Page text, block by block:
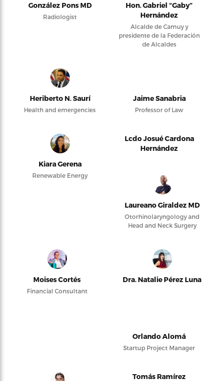
González Pons MD
Radiologist
Hon. Gabriel “Gaby”
Hernández
Alcalde de Camuy y
presidente de la Federación
de Alcaldes
Heriberto N. Saurí
Health and emergencies
Jaime Sanabria
Professor of Law
Kiara Gerena
Renewable Energy
Lcdo Josué Cardona
Hernández
Laureano Giraldez MD
Otorhinolaryngology and
Head and Neck Surgery
Moises Cortés
Financial Consultant
Dra. Natalie Pérez Luna
Orlando Alomá
Startup Project Manager
Tomás Ramírez